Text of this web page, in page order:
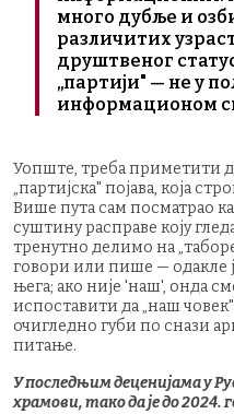
много дубље и
различитих
друштвеног
„партији" — не у
информационом
Уопште, треба приметити
„партијска" појава, која
Више пута сам посматрао
суштину расправе коју
тренутно делимо на
говори или пише — одакле
њега; ако није 'наш', онда
испоставити да „наш
очигледно губи по снази
питање.
У последњим деценијама у
храмови, тако да је до 2024.